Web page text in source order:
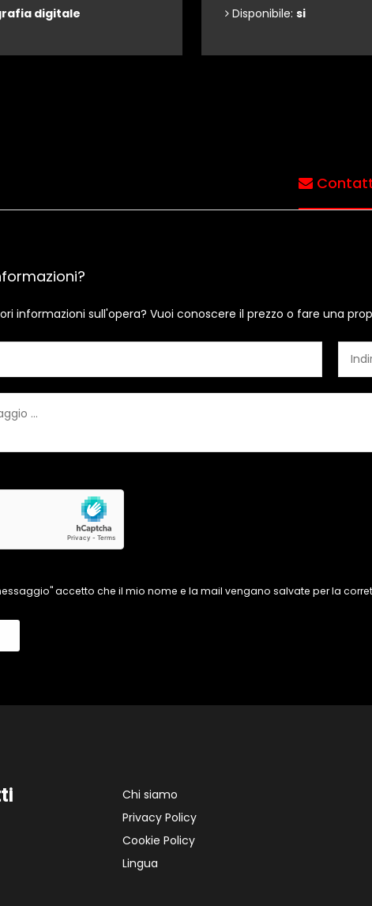
digitale Disponibile: si
informazioni sull'opera? Vuoi conoscere il prezzo o fare una
accetto che il mio nome e la mail vengano salvate per la
Chi siamo
Privacy Policy
Cookie Policy
Lingua